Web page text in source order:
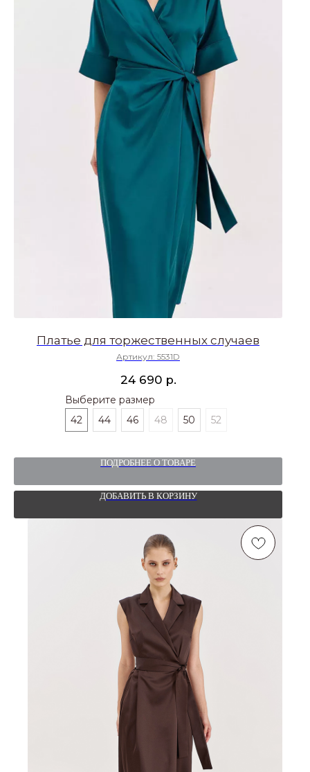
Платье для торжественных случаев
Артикул: 5531D
24 690 р.
Выберите размер
42
44 46 48 50 52
ПОДРОБНЕЕ О ТОВАРЕ
ДОБАВИТЬ В КОРЗИНУ